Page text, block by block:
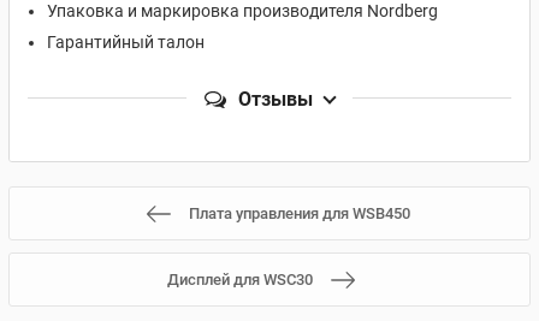
Упаковка и маркировка производителя Nordberg
Гарантийный талон
Отзывы
Плата управления для WSB450
Дисплей для WSC30